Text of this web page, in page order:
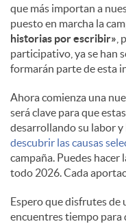
que más importan a
puesto en marcha la
historias por escribir» ,
participativo, ya se han
formarán parte de esta
Ahora comienza una
será clave para que
desarrollando su labor y
descubrir las causas
campaña. Puedes
todo 2026. Cada
Espero que disfrutes de
encuentres tiempo para